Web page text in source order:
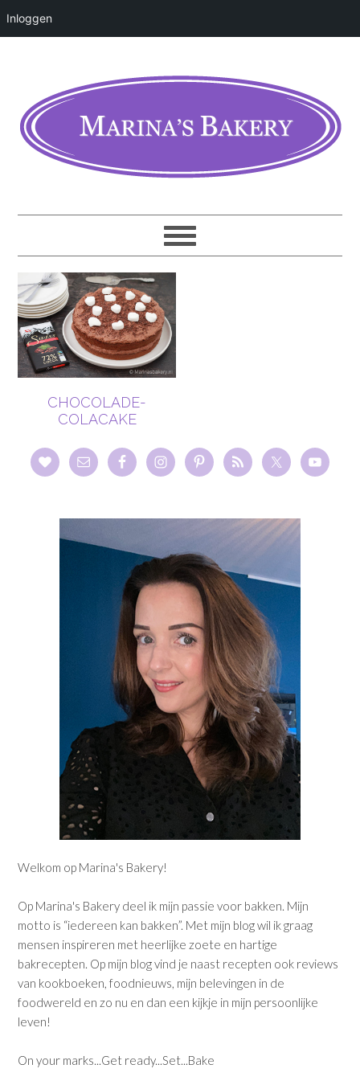
Inloggen
CHOCOLADE-
COLACAKE
Welkom op Marina's Bakery!
Op Marina's Bakery deel ik mijn passie voor bakken. Mijn
motto is “iedereen kan bakken”. Met mijn blog wil ik graag
mensen inspireren met heerlijke zoete en hartige
bakrecepten. Op mijn blog vind je naast recepten ook reviews
van kookboeken, foodnieuws, mijn belevingen in de
foodwereld en zo nu en dan een kijkje in mijn persoonlijke
leven!
On your marks...Get ready...Set...Bake